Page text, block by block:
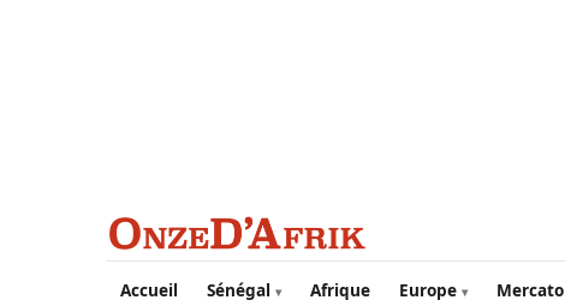
Aller au contenu principal
Accueil Sénégal Afrique Europe Mercato